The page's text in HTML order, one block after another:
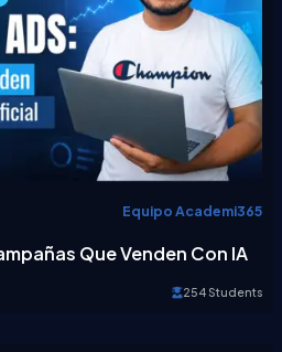
Equipo Academi365
Que Venden Con IA
254 Students